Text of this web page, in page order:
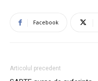
Facebook
Articolul precedent